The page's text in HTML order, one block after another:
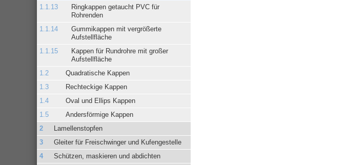
Ringkappen getaucht PVC für
Rohrenden
Gummikappen mit vergrößerte
Aufstellfläche
Kappen für Rundrohre mit großer
Aufstellfläche
Quadratische Kappen
Rechteckige Kappen
Oval und Ellips Kappen
Andersförmige Kappen
Lamellenstopfen
Gleiter für Freischwinger und Kufengestelle
Schützen, maskieren und abdichten